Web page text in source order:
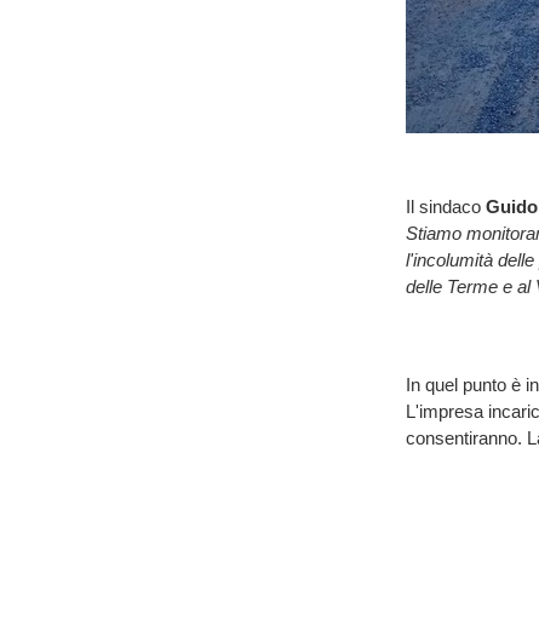
Il sindacoGuido
Stiamo
l'incolumità
delle Terme e al
In quel punto è
L'impresa
consentiranno.